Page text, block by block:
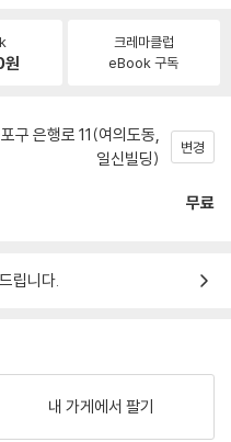
원
크레마클럽
eBook 구독
구 은행로 11(여의도동,
일신빌딩)
변경
무료
립니다.
내 가게에서 팔기